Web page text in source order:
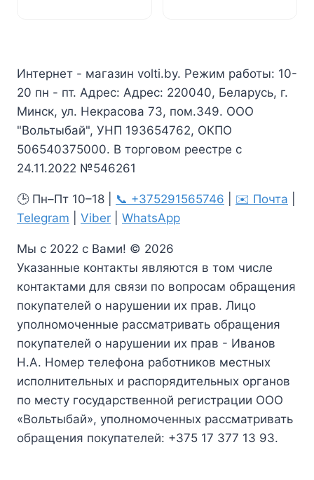
Интернет - магазин volti.by. Режим работы: 10-
20 пн - пт. Адрес: Адрес: 220040, Беларусь, г.
Минск, ул. Некрасова 73, пом.349. ООО
"Вольтыбай", УНП 193654762, ОКПО
506540375000. В торговом реестре с
24.11.2022 №546261
🕒 Пн–Пт 10–18 | 📞 +375291565746 ✉️ Почта
Telegram
Viber WhatsApp
Мы с 2022 с Вами! © 2026
Указанные контакты являются в том числе
контактами для связи по вопросам обращения
покупателей о нарушении их прав. Лицо
уполномоченные рассматривать обращения
покупателей о нарушении их прав - Иванов
Н.А. Номер телефона работников местных
исполнительных и распорядительных органов
по месту государственной регистрации ООО
«Вольтыбай», уполномоченных рассматривать
обращения покупателей: +375 17 377 13 93.